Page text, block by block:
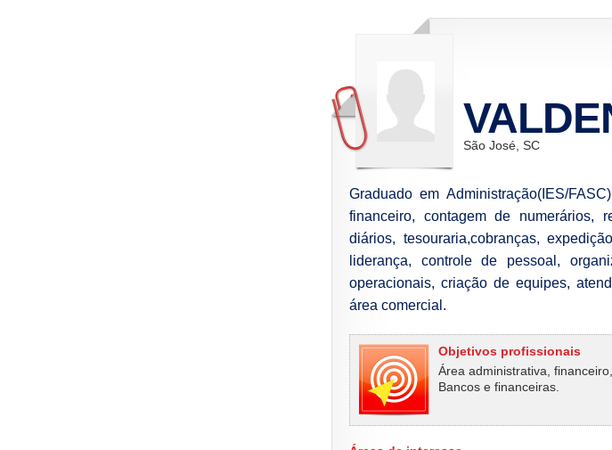
São José, SC
Graduado em Administração(IES/
financeiro, contagem de numerários,
diários, tesouraria,cobranças,
liderança, controle de pessoal,
operacionais, criação de equipes,
área comercial.
Objetivos profissionais
Área administrativa,
Bancos e financeiras.